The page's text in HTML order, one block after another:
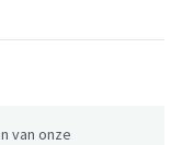
van onze